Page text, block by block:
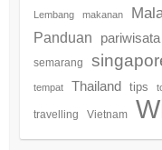
Lembang makanan
Panduan pariwisata
semarang
tempat Thailand tips
travelling Vietnam